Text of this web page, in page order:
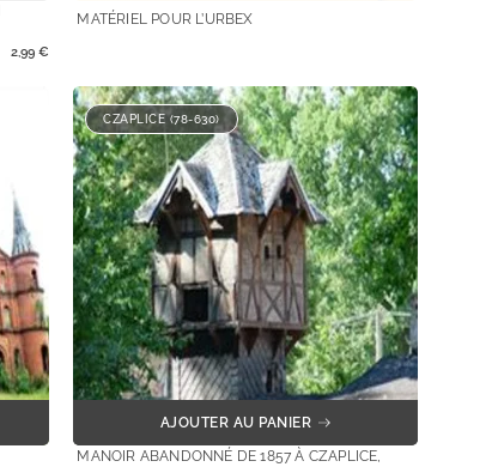
2,99€
MATÉRIEL POUR L’URBEX
CZAPLICE (78-630)
AJOUTER AU PANIER
MANOIR ABANDONNÉ DE 1857 À CZAPLICE,